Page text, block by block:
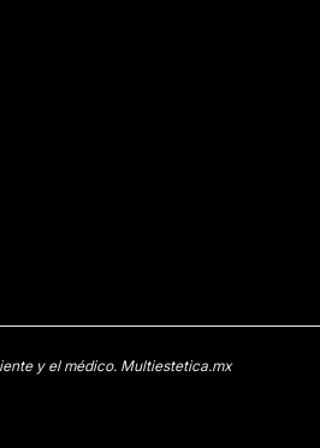
y el médico. Multiestetica.mx